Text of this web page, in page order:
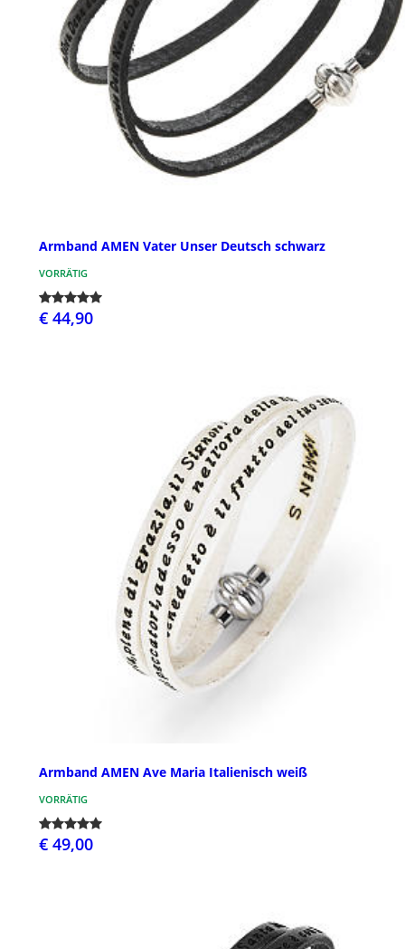
Armband AMEN Vater Unser Deutsch schwarz
VORRÄTIG
€ 44,90
Armband AMEN Ave Maria Italienisch weiß
VORRÄTIG
€ 49,00